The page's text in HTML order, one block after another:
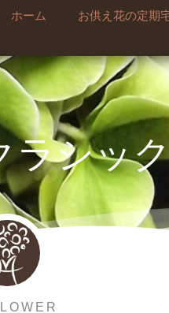
ホーム お供え花の定期
ラシッ